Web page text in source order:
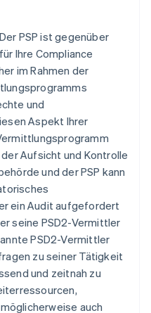
Der PSP ist gegenüber
Ihre Compliance
im Rahmen der
und
Aspekt Ihrer
Aufsicht und Kontrolle
und der PSP kann
ein Audit aufgefordert
seine PSD2-Vermittler
PSD2-Vermittler
zu seiner Tätigkeit
und zeitnah zu
auch